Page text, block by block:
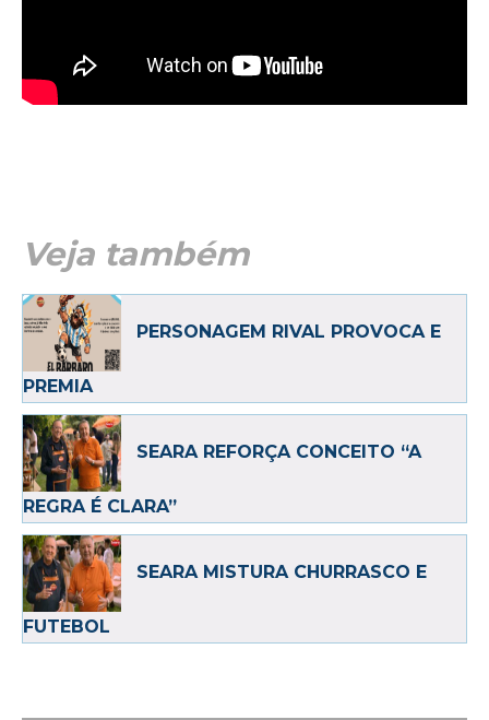
Veja também
PERSONAGEM RIVAL PROVOCA E
PREMIA
SEARA REFORÇA CONCEITO “A
REGRA É CLARA”
SEARA MISTURA CHURRASCO E
FUTEBOL